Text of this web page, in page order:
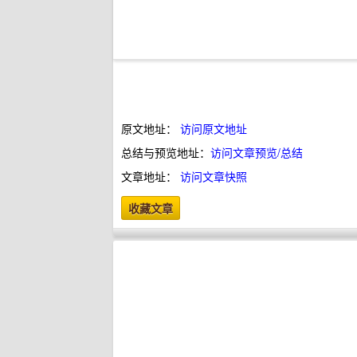
原文地址： 访问原文地址
总结与预览地址： 访问文章预览/总结
文章地址： 访问文章快照